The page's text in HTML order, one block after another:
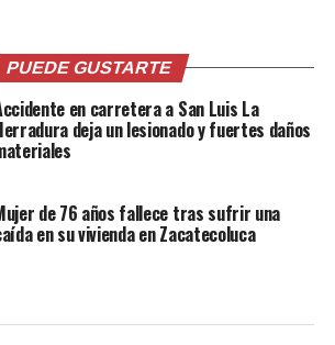
PUEDE GUSTARTE
en carretera a San Luis La
deja un lesionado y fuertes daños
de 76 años fallece tras sufrir una
en su vivienda en Zacatecoluca